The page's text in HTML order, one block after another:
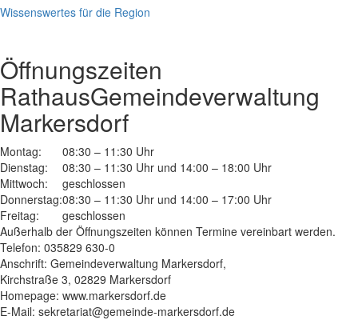
Wissenswertes für die Region
Öffnungszeiten
RathausGemeindeverwaltung
Markersdorf
Montag:
08:30 – 11:30 Uhr
Dienstag:
08:30 – 11:30 Uhr und 14:00 – 18:00 Uhr
Mittwoch:
geschlossen
Donnerstag:08:30 – 11:30 Uhr und 14:00 – 17:00 Uhr
Freitag:
geschlossen
Außerhalb der Öffnungszeiten können Termine vereinbart werden.
Telefon: 035829 630-0
Anschrift: Gemeindeverwaltung Markersdorf,
Kirchstraße 3, 02829 Markersdorf
Homepage: www.markersdorf.de
E-Mail: sekretariat@gemeinde-markersdorf.de